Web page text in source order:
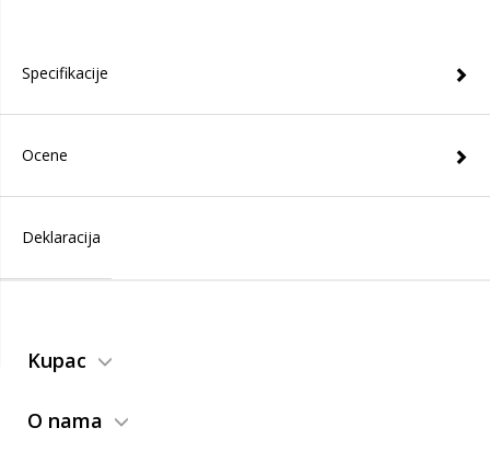
Specifikacije
Ocene
Deklaracija
Kupac
O nama